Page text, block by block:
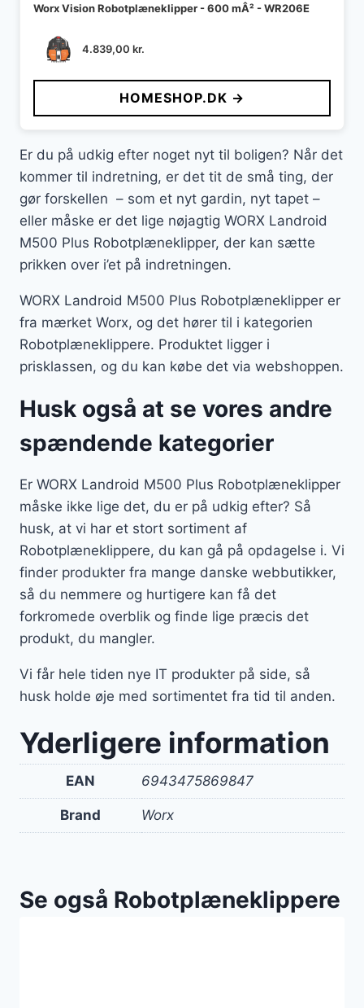
Worx Vision Robotplæneklipper - 600 mÂ² - WR206E
4.839,00 kr.
HOMESHOP.DK →
Er du på udkig efter noget nyt til boligen? Når det
kommer til indretning, er det tit de små ting, der
gør forskellen – som et nyt gardin, nyt tapet –
eller måske er det lige nøjagtig WORX Landroid
M500 Plus Robotplæneklipper, der kan sætte
prikken over i’et på indretningen.
WORX Landroid M500 Plus Robotplæneklipper er
fra mærket Worx, og det hører til i kategorien
Robotplæneklippere. Produktet ligger i
prisklassen, og du kan købe det via webshoppen.
Husk også at se vores andre
spændende kategorier
Er WORX Landroid M500 Plus Robotplæneklipper
måske ikke lige det, du er på udkig efter? Så
husk, at vi har et stort sortiment af
Robotplæneklippere, du kan gå på opdagelse i. Vi
finder produkter fra mange danske webbutikker,
så du nemmere og hurtigere kan få det
forkromede overblik og finde lige præcis det
produkt, du mangler.
Vi får hele tiden nye IT produkter på side, så
husk holde øje med sortimentet fra tid til anden.
Yderligere information
EAN 6943475869847
Brand Worx
Se også Robotplæneklippere